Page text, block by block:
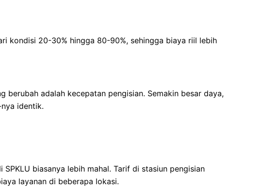
kondisi 20-30% hingga 80-90%, sehingga biaya riil lebih
berubah adalah kecepatan pengisian. Semakin besar daya,
identik.
biasanya lebih mahal. Tarif di stasiun pengisian
layanan di beberapa lokasi.